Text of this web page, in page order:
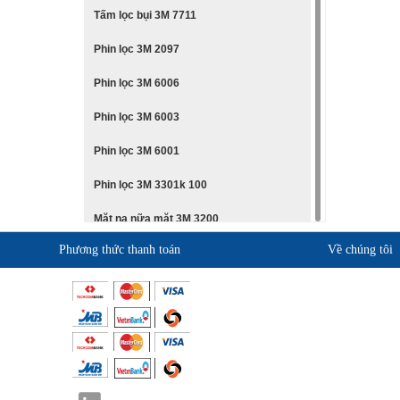
Tấm lọc bụi 3M 7711
Phin lọc 3M 2097
Phin lọc 3M 6006
Phin lọc 3M 6003
Phin lọc 3M 6001
Phin lọc 3M 3301k 100
Mặt nạ nữa mặt 3M 3200
Mặt nạ nguyên mặt 3M 6800
Mặt nạ nữa mặt 3M 6200
Mặt nạ nữa mặt 3M 6100
Mặt nạ nữa mặt 3M 7501
Phương thức thanh toán Về chúng tôi